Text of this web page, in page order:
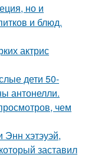
но и
и блюд.
актрис
дети 50-
антонелли.
чем
хэтэуэй,
заставил